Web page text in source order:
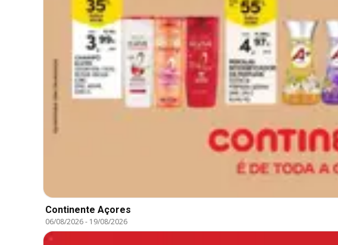
Continente Açores
06/08/2026- 19/08/2026